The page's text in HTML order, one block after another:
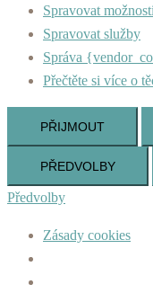
Spravovat možnosti
Spravovat služby
Správa
Přečtěte si více o
PŘIJMOUT
PŘEDVOLBY
Předvolby
Zásady cookies